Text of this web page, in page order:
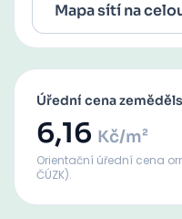
Mapa sítí na
Úřední cena
6,16 Kč/m²
Orientační úřední cena
ČÚZK).